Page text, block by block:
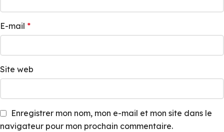
E-mail *
Site web
Enregistrer mon nom, mon e-mail et mon site dans le
navigateur pour mon prochain commentaire.